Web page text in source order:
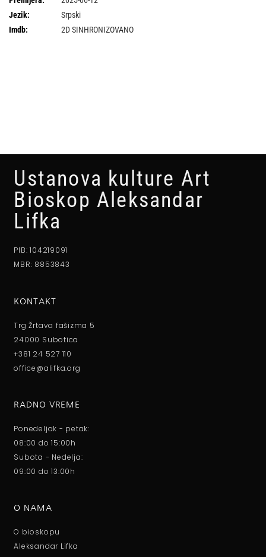
Samuel Joslin
Madeleine Harris
Jezik:
Srpski
Imdb:
2D SINHRONIZOVANO
Ustanova kulture Art
Bioskop Aleksandar
Lifka
PIB: 104219091
MBR: 8853843
KONTAKT
Trg Žrtava fašizma 5
24000 Subotica
+381 24 527 110
office@alifka.org
RADNO VREME
Ponedeljak - petak:
08:00 do 15:00h
Subota - Nedelja:
09:00 do 13:00h
O NAMA
O bioskopu
Aleksandar Lifka